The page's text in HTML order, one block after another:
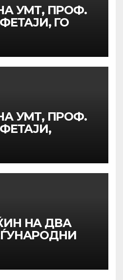
УМТ, ПРОФ.
ГО
ОФИЦИЈАЛНА
АД МЕПСО,
УМТ, ПРОФ.
СРЕДБА
ОД
SUBÜ ОД
ПРОФ. Д-Р
НА ДВА
–
ОДРЖА
СО